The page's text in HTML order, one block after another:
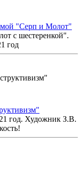
"Серп и Молот"
с шестеренкой".
год
год. Художник З.В.